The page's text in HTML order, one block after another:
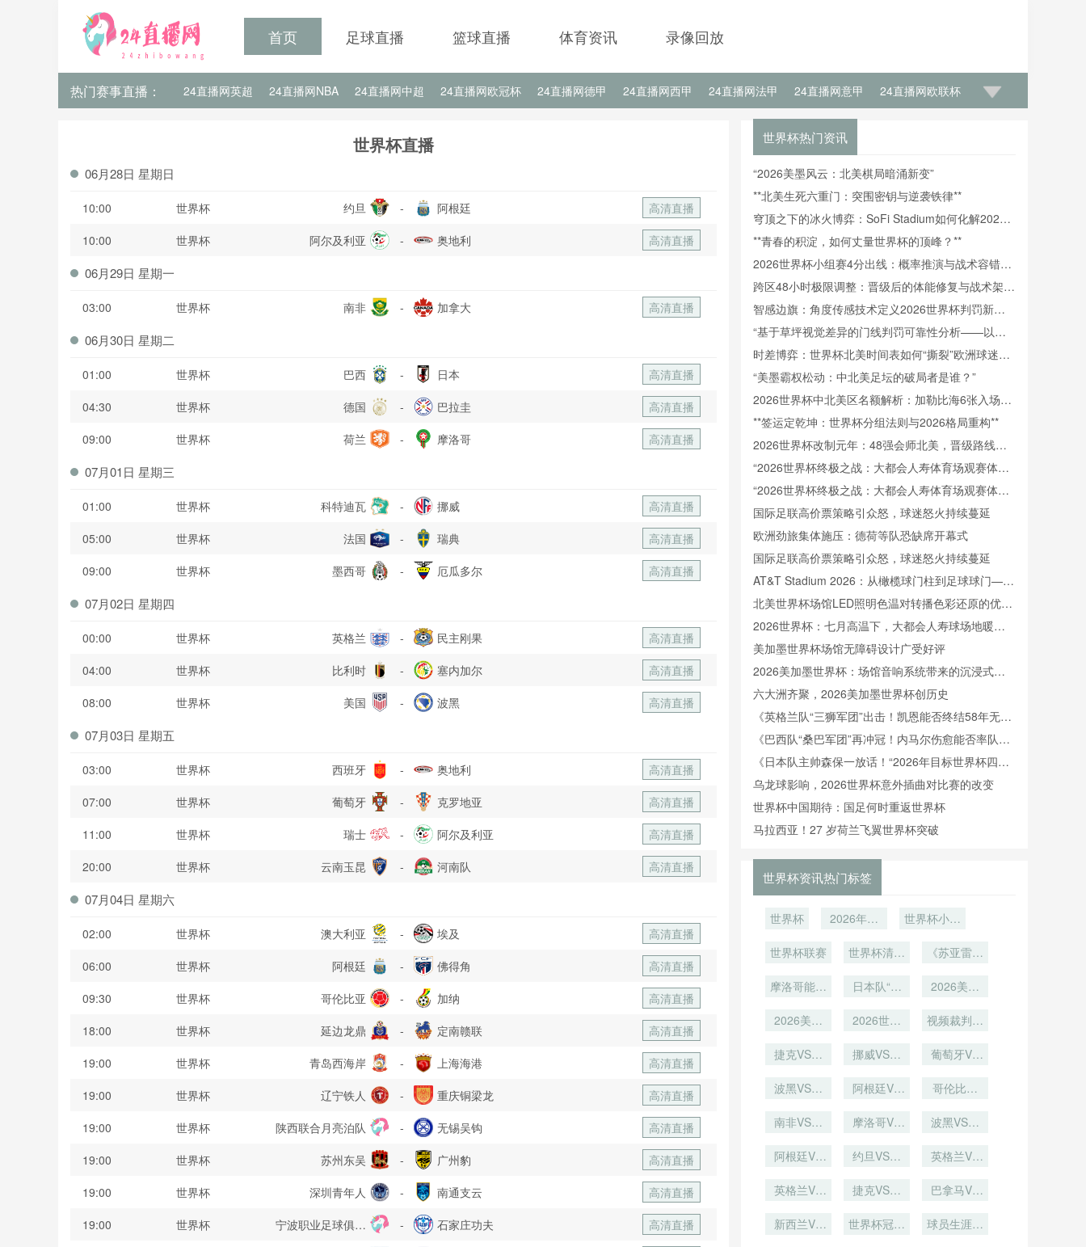
首页 足球直播 篮球直播 体育资讯 录像回放
热门赛事直播： 24直播网英超 24直播网NBA 24直播网中超 24直播网欧冠杯 24直播网德甲 24直播网西甲 24直播网法甲 24直播网意甲 24直播网欧联杯
世界杯直播
06月28日 星期日
10:00 世界杯 约旦 - 阿根廷
高清直播
10:00
世界杯 阿尔及利亚 - 奥地利 高清直播
06月29日 星期一
03:00 世界杯 南非 - 加拿大 高清直播
06月30日 星期二
01:00 世界杯 巴西 - 日本
高清直播
04:30
世界杯 德国 - 巴拉圭
高清直播
09:00
世界杯 荷兰 - 摩洛哥 高清直播
07月01日 星期三
01:00 世界杯 科特迪瓦 - 挪威
高清直播
05:00
世界杯 法国 - 瑞典
高清直播
09:00
世界杯 墨西哥 - 厄瓜多尔 高清直播
07月02日 星期四
00:00 世界杯 英格兰 - 民主刚果
高清直播
04:00
世界杯 比利时 - 塞内加尔
高清直播
08:00
世界杯 美国 - 波黑 高清直播
07月03日 星期五
03:00 世界杯 西班牙 - 奥地利
高清直播
07:00
世界杯 葡萄牙 - 克罗地亚
高清直播
11:00
世界杯 瑞士 - 阿尔及利亚
高清直播
20:00
世界杯 云南玉昆 - 河南队 高清直播
07月04日 星期六
02:00 世界杯 澳大利亚 - 埃及
高清直播
06:00
世界杯 阿根廷 - 佛得角
高清直播
09:30
世界杯 哥伦比亚 - 加纳
高清直播
18:00
世界杯 延边龙鼎 - 定南赣联
高清直播
19:00
世界杯 青岛西海岸 - 上海海港
高清直播
19:00
世界杯 辽宁铁人 - 重庆铜梁龙
高清直播
19:00
世界杯 陕西联合月亮泊队 - 无锡吴钩
高清直播
19:00
世界杯 苏州东吴 - 广州豹
高清直播
19:00
世界杯 深圳青年人 - 南通支云
高清直播
19:00
世界杯
宁波职业足球俱乐
- 石家庄功夫
高清直播
世界杯热门资讯
“2026美墨风云：北美棋局暗涌新变”
**北美生死六重门：突围密钥与逆袭铁律**
穹顶之下的冰火博弈：SoFi Stadium如何化解2026
世界杯高温危机
**青春的积淀，如何丈量世界杯的顶峰？**
2026世界杯小组赛4分出线：概率推演与战术容错空
间分析
跨区48小时极限调整：晋级后的体能修复与战术架构
重建
智感边旗：角度传感技术定义2026世界杯判罚新标
杆
“基于草坪视觉差异的门线判罚可靠性分析——以美
加墨世界杯为例”
时差博弈：世界杯北美时间表如何“撕裂”欧洲球迷的
昼夜
“美墨霸权松动：中北美足坛的破局者是谁？”
2026世界杯中北美区名额解析：加勒比海6张入场券
将如何分配
**签运定乾坤：世界杯分组法则与2026格局重构**
2026世界杯改制元年：48强会师北美，晋级路线重
组与战术浪潮来袭
“2026世界杯终极之战：大都会人寿体育场观赛体验
360度解析”
“2026世界杯终极之战：大都会人寿体育场观赛体验
360度解析”
国际足联高价票策略引众怒，球迷怒火持续蔓延
欧洲劲旅集体施压：德荷等队恐缺席开幕式
国际足联高价票策略引众怒，球迷怒火持续蔓延
AT&T Stadium 2026：从橄榄球门柱到足球球门——
锚固系统改造全解析
北美世界杯场馆LED照明色温对转播色彩还原的优化
研究
2026世界杯：七月高温下，大都会人寿球场地暖系
统的逆季节应用解析
美加墨世界杯场馆无障碍设计广受好评
2026美加墨世界杯：场馆音响系统带来的沉浸式听
觉震撼
六大洲齐聚，2026美加墨世界杯创历史
《英格兰队“三狮军团”出击！凯恩能否终结58年无
冠？》
《巴西队“桑巴军团”再冲冠！内马尔伤愈能否率队夺
冠？》
《日本队主帅森保一放话！“2026年目标世界杯四
强”》
乌龙球影响，2026世界杯意外插曲对比赛的改变
世界杯中国期待：国足何时重返世界杯
马拉西亚！27 岁荷兰飞翼世界杯突破
世界杯资讯热门标签
世界杯
2026年世
世界杯小组
世界杯联赛
世界杯清洁
球员滑倒
《苏亚雷斯
界杯！乌拉
用进球画上
摩洛哥能否
辉煌？战术
日本队“全
相：目标八
2026美加
馆打卡攻略
2026美加
馆球迷最佳
荐
2026世界
气压传感器
的修正
视频裁判室
专注度的影
2026世界
捷克VS墨
VS墨西哥
挪威VS塞
VS塞内加
葡萄牙VS
坦直播葡萄
别克斯坦在
波黑VS卡
黑VS卡塔
阿根廷VS
廷VS奥地
哥伦比亚
伦比亚VS
南非VS韩
VS韩国在
摩洛哥VS
VS海地直
波黑VS卡
VS卡塔尔
阿根廷VS
阿根廷VS
直播
约旦VS阿
播约旦VS
在线直播
英格兰VS
VS加纳直
英格兰VS
格兰VS加
捷克VS墨
克VS墨西
巴拿马VS
拿马VS克
新西兰VS
世界杯冠军
球员生涯巅